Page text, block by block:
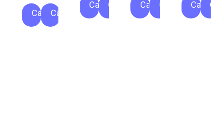
CategorieCategorie
CategorieCategorieCategorieCategorie